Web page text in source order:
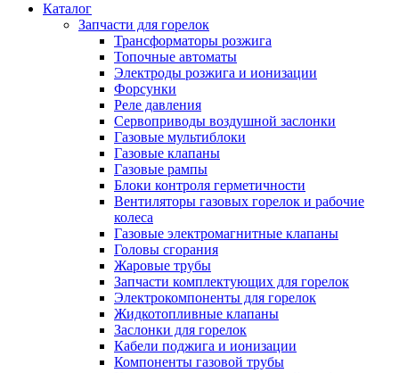
Каталог
Запчасти для горелок
Трансформаторы розжига
Топочные автоматы
Электроды розжига и ионизации
Форсунки
Реле давления
Сервоприводы воздушной заслонки
Газовые мультиблоки
Газовые клапаны
Газовые рампы
Блоки контроля герметичности
Вентиляторы газовых горелок и рабочие
колеса
Газовые электромагнитные клапаны
Головы сгорания
Жаровые трубы
Запчасти комплектующих для горелок
Электрокомпоненты для горелок
Жидкотопливные клапаны
Заслонки для горелок
Кабели поджига и ионизации
Компоненты газовой трубы